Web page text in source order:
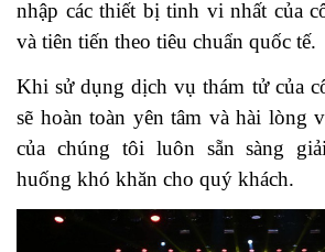
nhập các thiết bị tinh vi nhất của
và tiên tiến theo tiêu chuẩn quốc tế.
Khi sử dụng dịch vụ thám tử của
sẽ hoàn toàn yên tâm và hài lòng
của chúng tôi luôn sẵn sàng
huống khó khăn cho quý khách.